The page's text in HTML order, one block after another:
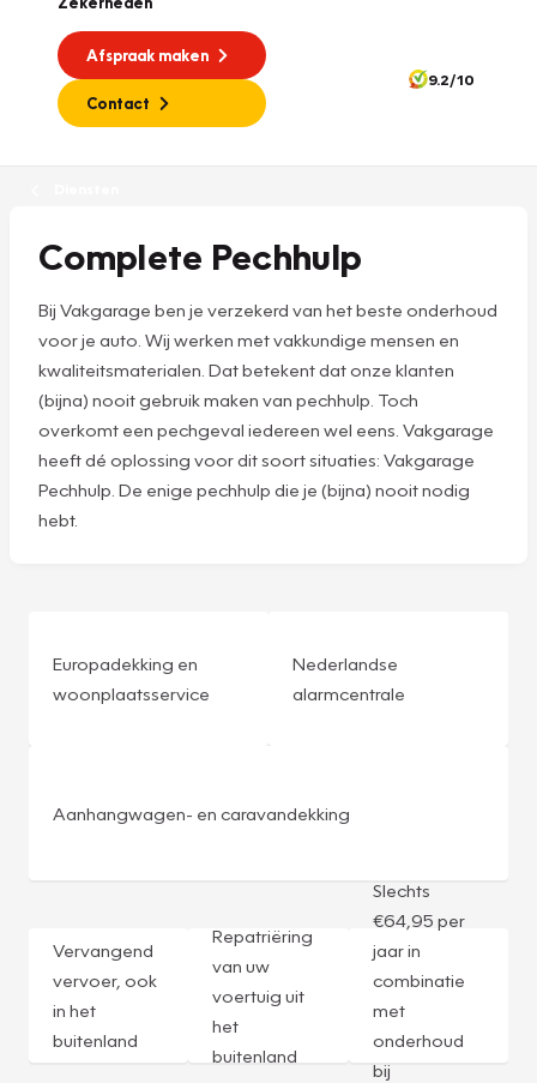
Afspraak maken
Contact
9.2/10
Complete Pechhulp
Bij Vakgarage ben je verzekerd van het beste onderhoud
voor je auto. Wij werken met vakkundige mensen en
kwaliteitsmaterialen. Dat betekent dat onze klanten
(bijna) nooit gebruik maken van pechhulp. Toch
overkomt een pechgeval iedereen wel eens. Vakgarage
heeft dé oplossing voor dit soort situaties: Vakgarage
Pechhulp. De enige pechhulp die je (bijna) nooit nodig
hebt.
Europadekking en
woonplaatsservice
Nederlandse
alarmcentrale
Aanhangwagen- en caravandekking
Vervangend
vervoer, ook
in het
buitenland
Repatriëring
van uw
voertuig uit
het
buitenland
Slechts
€64,95 per
jaar in
combinatie
met
onderhoud
bij